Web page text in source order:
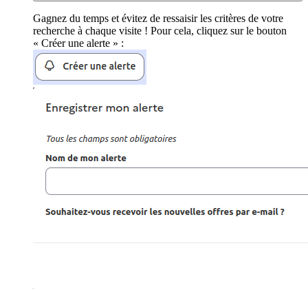
Gagnez du temps et évitez de ressaisir les critères de votre
recherche à chaque visite ! Pour cela, cliquez sur le bouton
« Créer une alerte » :